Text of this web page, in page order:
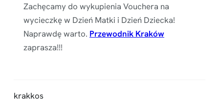
Zachęcamy do wykupienia Vouchera na
wycieczkę w Dzień Matki i Dzień Dziecka!
Naprawdę warto. Przewodnik Kraków
zaprasza!!!
krakkos